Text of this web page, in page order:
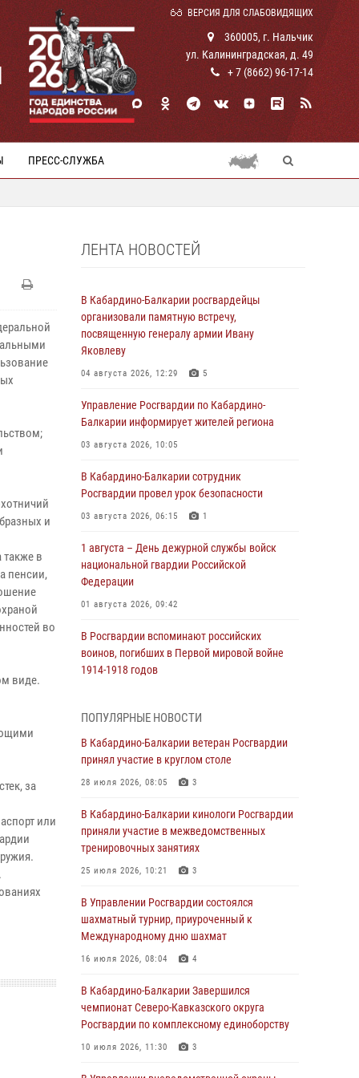
ВЕРСИЯ ДЛЯ СЛАБОВИДЯЩИХ
360005, г. Нальчик
ул. Калининградская, д. 49
+ 7 (8662) 96-17-14
ПРЕСС-СЛУЖБА
и
в
пенсии,
во
виде.
за
или
ЛЕНТА НОВОСТЕЙ
В Кабардино-Балкарии росгвардейцы
организовали памятную встречу,
посвященную генералу армии Ивану
Яковлеву
04 августа 2026, 12:29 5
Управление Росгвардии по Кабардино-
Балкарии информирует жителей региона
03 августа 2026, 10:05
В Кабардино‑Балкарии сотрудник
Росгвардии провел урок безопасности
03 августа 2026, 06:15 1
1 августа – День дежурной службы войск
национальной гвардии Российской
Федерации
01 августа 2026, 09:42
В Росгвардии вспоминают российских
воинов, погибших в Первой мировой войне
1914-1918 годов
Директор Росгвардии Герой России генерал
армии Виктор Золотов поздравил
специалистов подразделений тыла с
профессиональным праздником
Росгвардия обеспечивает безопасность
граждан на южном направлении
31 июля 2026, 09:22
Состоялась рабочая встреча директора
Росгвардии Героя России генерала армии
Виктора Золотова с заместителем
полномочного представителя Президента
федеральном округе Виталием Кузнецовым
31 июля 2026, 06:45 1
Управление Росгвардии по Кабардино-
ПОПУЛЯРНЫЕ НОВОСТИ
В Кабардино-Балкарии ветеран Росгвардии
принял участие в круглом столе
28 июля 2026, 08:05 3
В Кабардино-Балкарии кинологи Росгвардии
приняли участие в межведомственных
тренировочных занятиях
25 июля 2026, 10:21 3
В Управлении Росгвардии состоялся
шахматный турнир, приуроченный к
Международному дню шахмат
16 июля 2026, 08:04 4
В Кабардино-Балкарии Завершился
чемпионат Северо-Кавказского округа
Росгвардии по комплексному единоборству
10 июля 2026, 11:30 3